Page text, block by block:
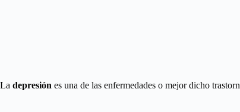
La depresión es una de las enfermedades o mejor dicho